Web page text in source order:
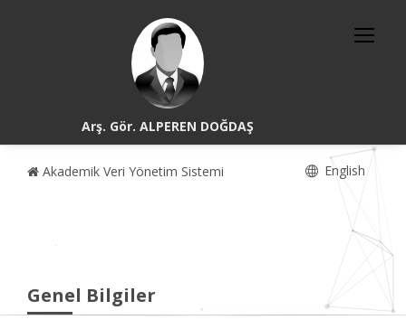
Arş. Gör. ALPEREN DOĞDAŞ
Akademik Veri Yönetim Sistemi English
Genel Bilgiler